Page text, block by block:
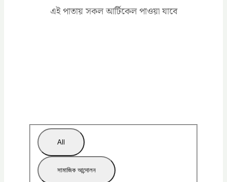
এই পাতায় সকল আর্টিকেল পাওয়া যাবে
All
সামাজিক আন্দোলন